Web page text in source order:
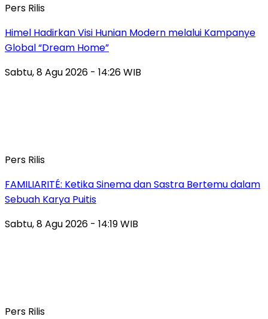
Pers Rilis
Himel Hadirkan Visi Hunian Modern melalui Kampanye
Global “Dream Home”
Sabtu, 8 Agu 2026 - 14:26 WIB
Pers Rilis
FAMILIARITÉ: Ketika Sinema dan Sastra Bertemu dalam
Sebuah Karya Puitis
Sabtu, 8 Agu 2026 - 14:19 WIB
Pers Rilis